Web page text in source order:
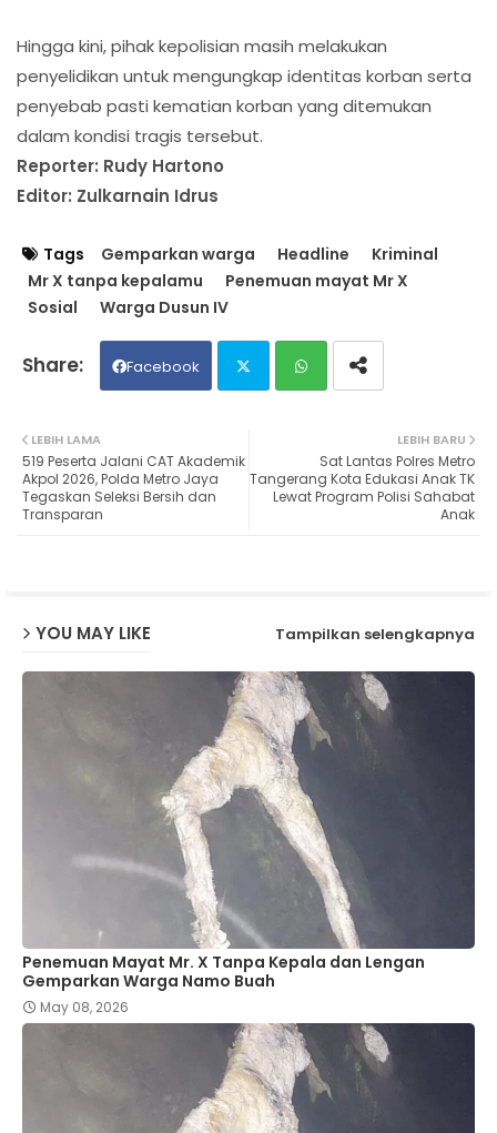
Hingga kini, pihak kepolisian masih melakukan
penyelidikan untuk mengungkap identitas korban serta
penyebab pasti kematian korban yang ditemukan
dalam kondisi tragis tersebut.
Reporter: Rudy Hartono
Editor: Zulkarnain Idrus
Tags Gemparkan warga Headline
Kriminal
Mr X tanpa kepalamu
Penemuan mayat Mr X
Sosial
Warga Dusun IV
Facebook
ter
LEBIH BARU
Sat Lantas Polres Metro
Tangerang Kota Edukasi Anak TK
Lewat Program Polisi Sahabat
Anak
LEBIH LAMA
519 Peserta Jalani CAT Akademik
Akpol 2026, Polda Metro Jaya
Tegaskan Seleksi Bersih dan
Transparan
YOU MAY LIKE Tampilkan selengkapnya
Penemuan Mayat Mr. X Tanpa Kepala dan Lengan
Gemparkan Warga Namo Buah
May 08, 2026